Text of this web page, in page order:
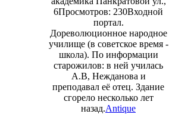
6Просмотров: 230Входной
портал.
Дореволюционное народное
училище (в советское время -
школа). По информации
старожилов: в ней училась
А.В, Нежданова и
преподавал её отец. Здание
сгорело несколько лет
назад.Antique